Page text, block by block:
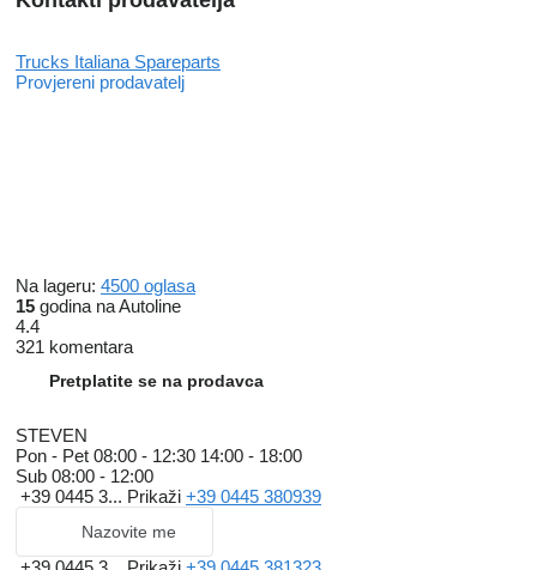
Trucks Italiana Spareparts
Provjereni prodavatelj
Na lageru: 4500 oglasa
15 godina na Autoline
4.4
321 komentara
Pretplatite se na prodavca
STEVEN
Pon - Pet 08:00 - 12:30 14:00 - 18:00
Sub 08:00 - 12:00
+39 0445 3... Prikaži +39 0445 380939
Nazovite me